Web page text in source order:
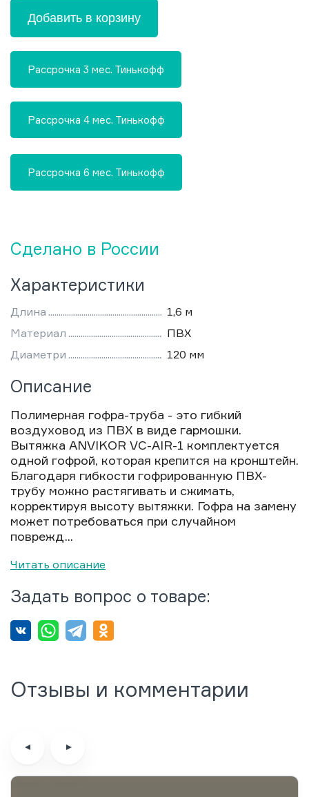
Сделано в России
Характеристики
Длина
1,6 м
Материал
ПВХ
Диаметри
120 мм
Описание
Полимерная гофра-труба - это гибкий
воздуховод из ПВХ в виде гармошки.
Вытяжка ANVIKOR VC-AIR-1 комплектуется
одной гофрой, которая крепится на кронштейн.
Благодаря гибкости гофрированную ПВХ-
трубу можно растягивать и сжимать,
корректируя высоту вытяжки. Гофра на замену
может потребоваться при случайном
поврежд...
Читать описание
Задать вопрос о товаре:
Отзывы и комментарии
Добавить в корзину
Рассрочка 3 мес. Тинькофф
Рассрочка 4 мес. Тинькофф
Рассрочка 6 мес. Тинькофф